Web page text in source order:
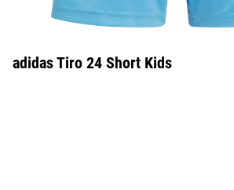
adidas Tiro 24 Short Kids